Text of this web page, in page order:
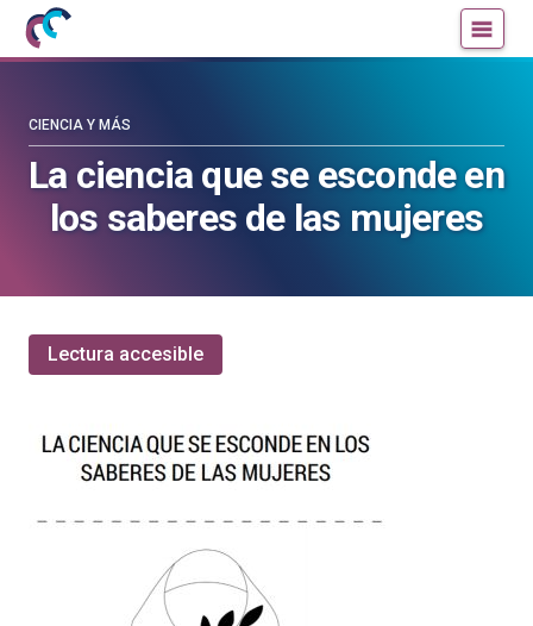
Mujeres
con
Científica
la
blog
Científica
la
La ciencia que se esconde en
los saberes de las mujeres
CIENCIA Y MÁS
Lectura accesible